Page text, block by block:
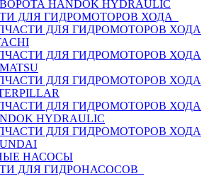
HANDOK HYDRAULIC
ДЛЯ ГИДРОМОТОРОВ ХОДА
ДЛЯ ГИДРОМОТОРОВ ХОДА
ДЛЯ ГИДРОМОТОРОВ ХОДА
ДЛЯ ГИДРОМОТОРОВ ХОДА
ДЛЯ ГИДРОМОТОРОВ ХОДА
HYDRAULIC
ДЛЯ ГИДРОМОТОРОВ ХОДА
НАСОСЫ
ДЛЯ ГИДРОНАСОСОВ